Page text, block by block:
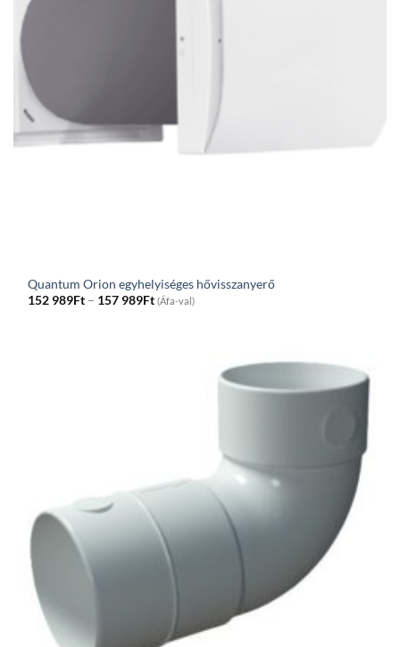
Quantum Orion egyhelyiséges hővisszanyerő
152 989Ft – 157 989FtPrice
range:
(Áfa-val)